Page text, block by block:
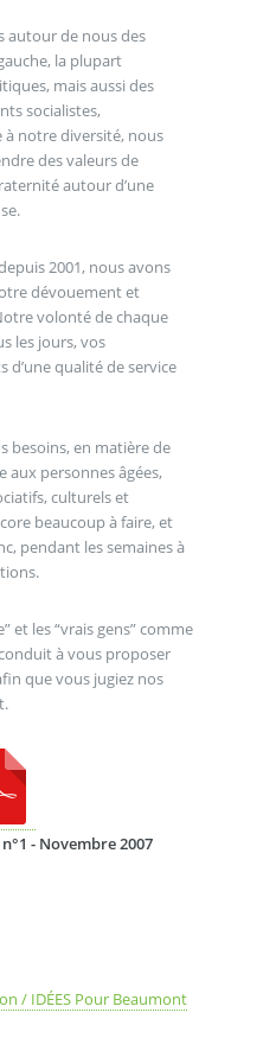
autour de nous des
la plupart
mais aussi des
socialistes,
à notre diversité, nous
des valeurs de
autour d’une
2001, nous avons
dévouement et
volonté de chaque
les jours, vos
d’une qualité de service
besoins, en matière de
aux personnes âgées,
culturels et
beaucoup à faire, et
pendant les semaines à
et les “vrais gens” comme
à vous proposer
que vous jugiez nos
- Novembre 2007
/ IDÉES Pour Beaumont